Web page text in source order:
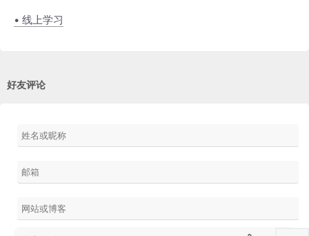
• 线上学习
好友评论